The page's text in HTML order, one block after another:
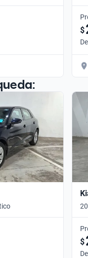
$
$